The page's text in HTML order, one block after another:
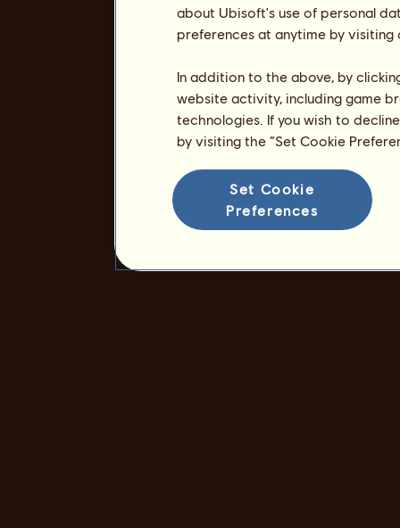
about Ubisoft's use of personal
preferences at anytime by
In addition to the above, by
website activity, including game
technologies. If you wish to
by visiting the “Set Cookie
Set Cookie
Preferences